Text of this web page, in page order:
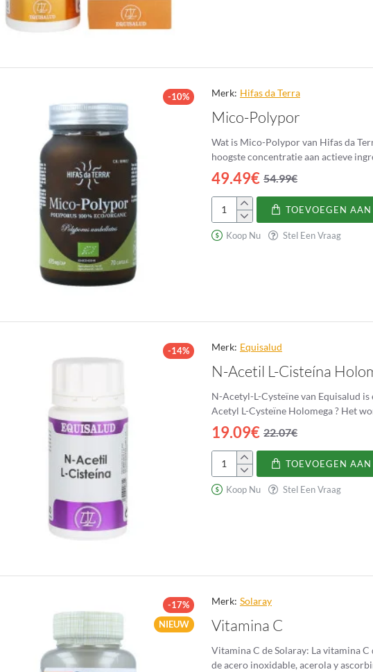
-10% Merk: Hifas da Terra
Mico-Polypor
Wat is Mico-Polypor van Hifas da
hoogste concentratie aan actieve
49.49€ 54.99€
Mico-
Polypor
TOEVOEGEN
Koop Nu Stel Een Vraag
-14% Merk: Equisalud
N-Acetil L-Cisteína
N-Acetyl-L-Cysteïne van Equisalud is een
Acetyl L-
19.09€ 22.07€
Acetil
TOEVOEGEN
Koop Nu Stel Een Vraag
NIEUW
-17% Merk: Solaray
Vitamina C
Vitamina C de Solaray: La vitamina C de Solaray es un complemento alimenticio gemaakt de vitamina C con botellas